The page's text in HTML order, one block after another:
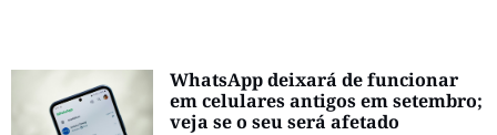
WhatsApp deixará de funcionar
em celulares antigos em setembro;
veja se o seu será afetado